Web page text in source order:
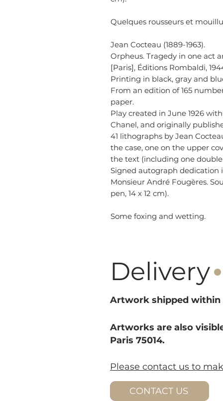
Quelques rousseurs et
Jean Cocteau (1889-1963).
Orpheus. Tragedy in one act
[Paris], Éditions Rombaldi,
Printing in black, gray and
From an edition of 165
paper.
Play created in June 1926
Chanel, and originally
41 lithographs by Jean
the case, one on the upper
the text (including one
Signed autograph
Monsieur André Fougères.
pen, 14 x 12 cm).
Some foxing and wetting.
Delivery·
Artwork shipped within
Artworks are also
Paris 75014.
Please contact us to
CONTACT US